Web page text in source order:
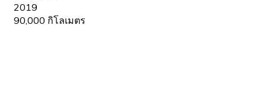
2019
90,000 กิโลเมตร